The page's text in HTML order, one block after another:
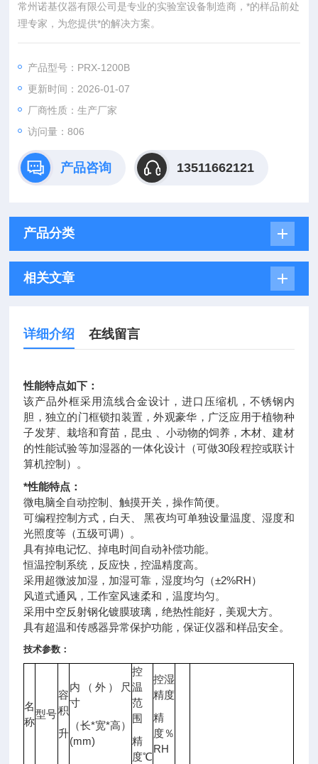
常州诺基仪器有限公司是专业的实验室设备制造商，*的样品前处
理专家，为您提供*的解决方案。
产品型号：PRX-1200B
更新时间：2026-01-07
厂商性质：生产厂家
访问量：806
产品咨询 13511662121
产品分类
相关文章
详细介绍 在线留言
性能特点如下：
该产品外框采用流线合金设计，进口压缩机，不锈钢内
胆，独立的门框锁扣装置，外观豪华，广泛应用于植物种
子发芽、栽培和育苗，昆虫 、小动物的饲养，木材、建材
的性能试验等加湿器的一体化设计（可做30段程控或联计
算机控制）。
*性能特点：
微电脑全自动控制、触摸开关，操作简便。
可编程控制方式，白天、 黑夜均可单独设量温度、湿度和
光照度等（五级可调）。
具有掉电记忆、掉电时间自动补偿功能。
恒温控制系统，反应快，控温精度高。
采用超微波加湿，加湿可靠，湿度均匀（±2%RH）
风道式通风，工作室风速柔和，温度均匀。
采用中空反射钢化镀膜玻璃，绝热性能好，美观大方。
具有超温和传感器异常保护功能，保证仪器和样品安全。
技术参数：
名
称
型号
容
积
升
内（外）尺
寸
（长*宽*高）
(mm)
控
温
范
围
精
度℃
控湿
精度
精
度％
RH